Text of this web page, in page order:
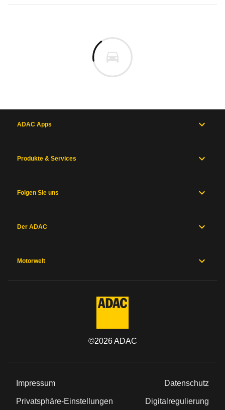
ADAC Apps
Produkte & Services
Folgen Sie uns
Der ADAC
Motorwelt
©2026ADAC
Impressum Datenschutz
Privatsphäre-Einstellungen Digitalregulierung